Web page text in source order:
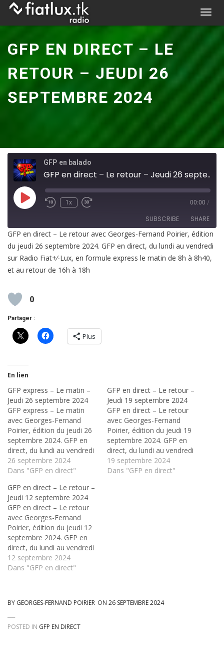
Skip
T
o
a
n
GFP EN DIRECT – LE
RETOUR – JEUDI 26
SEPTEMBRE 2024
GFP en balado
GFP en direct – Le retour – Jeudi 26 septembre 2024
Play
Episode
1x 00:00 /
SUBSCRIBE SHARE
RSS FEED
SHARE
LINK
GFP en direct – Le retour avec Georges-Fernand Poirier, édition
du jeudi 26 septembre 2024. GFP en direct, du lundi au vendredi
sur Radio Fiat+⁄-Lux, en formule express le matin de 8h à 8h40,
et au retour de 16h à 18h
0
Partager :
Plus
En lien
GFP express – Le matin –
Jeudi 26 septembre 2024
GFP express – Le matin
avec Georges-Fernand
Poirier, édition du jeudi 26
septembre 2024. GFP en
direct, du lundi au vendredi
sur Radio Fiat+⁄-Lux, en
formule express le matin
de 16h à 18h
26 septembre 2024
Dans "GFP en direct"
GFP en direct – Le retour –
Jeudi 19 septembre 2024
GFP en direct – Le retour
avec Georges-Fernand
Poirier, édition du jeudi 19
septembre 2024. GFP en
direct, du lundi au vendredi
sur Radio Fiat+⁄-Lux, en
formule express le matin
19 septembre 2024
Dans "GFP en direct"
GFP en direct – Le retour –
Jeudi 12 septembre 2024
GFP en direct – Le retour
avec Georges-Fernand
Poirier, édition du jeudi 12
septembre 2024. GFP en
direct, du lundi au vendredi
sur Radio Fiat+⁄-Lux, en
formule express le matin
12 septembre 2024
Dans "GFP en direct"
BY GEORGES-FERNAND POIRIER ON 26 SEPTEMBRE 2024
POSTED IN GFP EN DIRECT